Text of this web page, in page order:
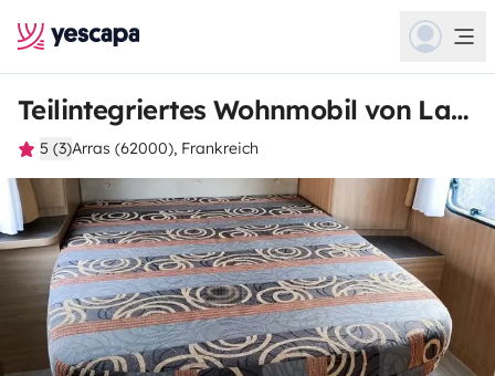
Teilintegriertes Wohnmobil von Laurent
5 (3)Arras (62000), Frankreich